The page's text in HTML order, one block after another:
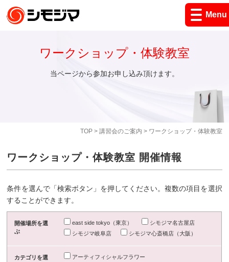
Menu
TOP> 講習会のご案内 > ワークショップ・体験教室
ワークショップ・体験教室
当ページから参加お申し込み頂けます。
ワークショップ・体験教室 開催情報
条件を選んで「検索ボタン」を押してください。複数の項目を選択
することができます。
開催場所を選
ぶ
east side tokyo（東京）
シモジマ名古屋店
シモジマ岐阜店
シモジマ心斎橋店（大阪）
カテゴリを選
アーティフィシャルフラワー